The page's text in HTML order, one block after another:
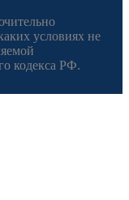
условиях не
кодекса РФ.